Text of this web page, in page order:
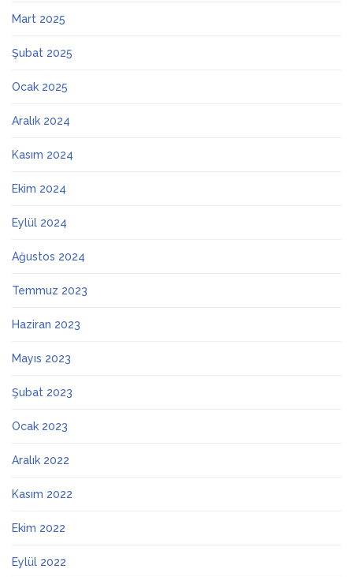
Mart 2025
Şubat 2025
Ocak 2025
Aralık 2024
Kasım 2024
Ekim 2024
Eylül 2024
Ağustos 2024
Temmuz 2023
Haziran 2023
Mayıs 2023
Şubat 2023
Ocak 2023
Aralık 2022
Kasım 2022
Ekim 2022
Eylül 2022